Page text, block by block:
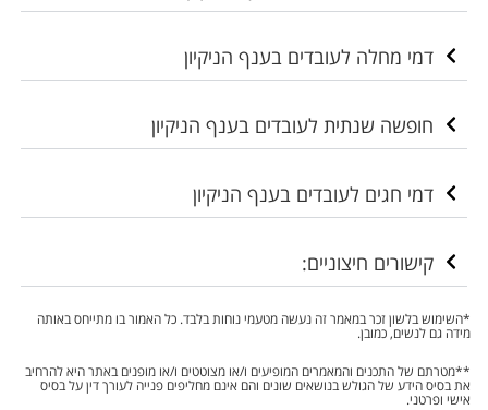
דמי מחלה לעובדים בענף הניקיון
חופשה שנתית לעובדים בענף הניקיון
דמי חגים לעובדים בענף הניקיון
קישורים חיצוניים:
*השימוש בלשון זכר במאמר זה נעשה מטעמי נוחות בלבד. כל האמור בו מתייחס באותה
מידה גם לנשים, כמובן.
**מטרתם של התכנים והמאמרים המופיעים ו/או מצוטטים ו/או מופנים באתר היא להרחיב
את בסיס הידע של הגולש בנושאים שונים והם אינם מחליפים פנייה לעורך דין על בסיס
אישי ופרטני.